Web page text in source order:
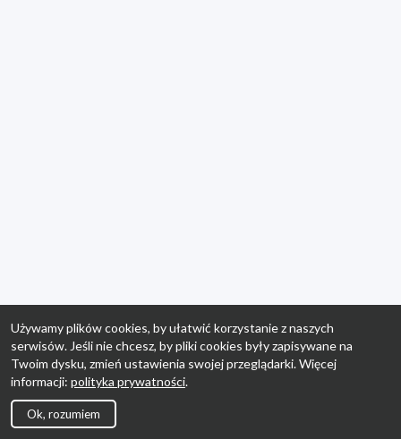
Używamy plików cookies, by ułatwić korzystanie z naszych
serwisów. Jeśli nie chcesz, by pliki cookies były zapisywane na
Twoim dysku, zmień ustawienia swojej przeglądarki. Więcej
informacji: polityka prywatności.
Ok, rozumiem